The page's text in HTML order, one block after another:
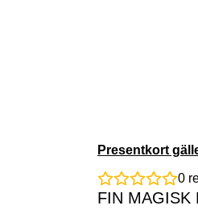
Presentkort
0
FIN MAGISK